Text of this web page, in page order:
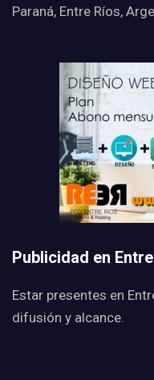
Paraná, Entre Ríos,
Publicidad en
Estar presentes en
difusión y alcance.